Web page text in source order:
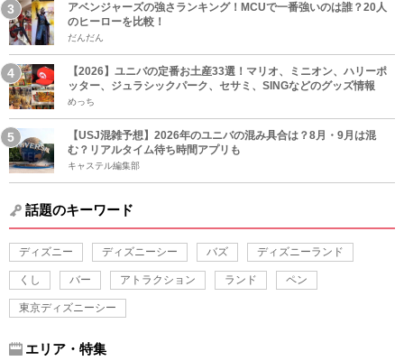
アベンジャーズの強さランキング！MCUで一番強いのは誰？20人
のヒーローを比較！
だんだん
【2026】ユニバの定番お土産33選！マリオ、ミニオン、ハリーポ
ッター、ジュラシックパーク、セサミ、SINGなどのグッズ情報
めっち
【USJ混雑予想】2026年のユニバの混み具合は？8月・9月は混
む？リアルタイム待ち時間アプリも
キャステル編集部
話題のキーワード
ディズニー ディズニーシー バズ ディズニーランド
くし バー アトラクション ランド ペン
東京ディズニーシー
エリア・特集